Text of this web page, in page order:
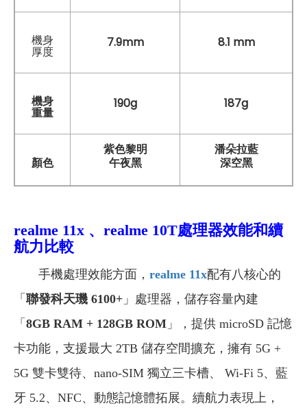
機身
厚度
7.9mm 8.1 mm
機身
重量
190g 187g
顏色
紫色黎明
午夜黑
潘朵拉藍
深空黑
realme 11x 、realme 10T處理器效能和續
航力比較
手機處理效能方面， realme 11x配有八核心的
「 聯發科天璣 6100+ 」處理器，儲存容量內建
「 8GB RAM + 128GB ROM 」，提供 microSD 記憶
卡功能，支援最大 2TB 儲存空間擴充，擁有 5G +
5G 雙卡雙待、nano-SIM 獨立三卡槽、 Wi-Fi 5、藍
牙 5.2、NFC、動態記憶體拓展。續航力表現上，